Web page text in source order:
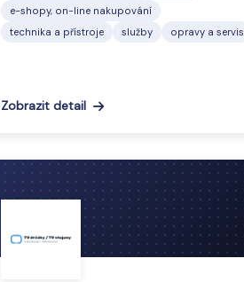
e-shopy, on-line nakupování
technika a přístroje
služby opravy a servis
Zobrazit detail